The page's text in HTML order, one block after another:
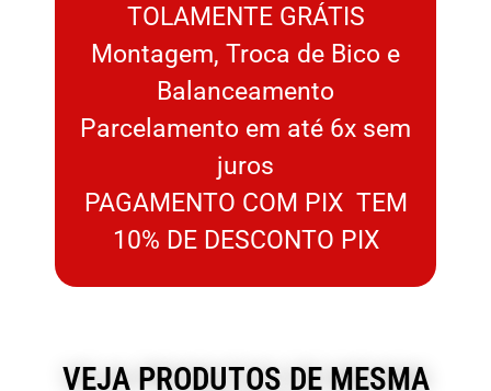
TOLAMENTE GRÁTIS
Montagem, Troca de Bico e
Balanceamento
Parcelamento em até 6x sem
juros
PAGAMENTO COM PIX TEM
10% DE DESCONTO PIX
VEJA PRODUTOS DE MESMA